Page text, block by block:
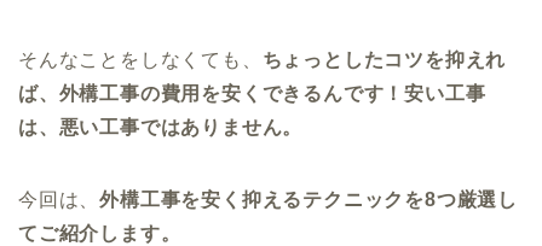
そんなことをしなくても、 ちょっとしたコツを抑えれ
ば、外構工事の費用を安くできるんです！安い工事
は、悪い工事ではありません。
今回は、外構工事を安く抑えるテクニックを8つ厳選し
てご紹介します。